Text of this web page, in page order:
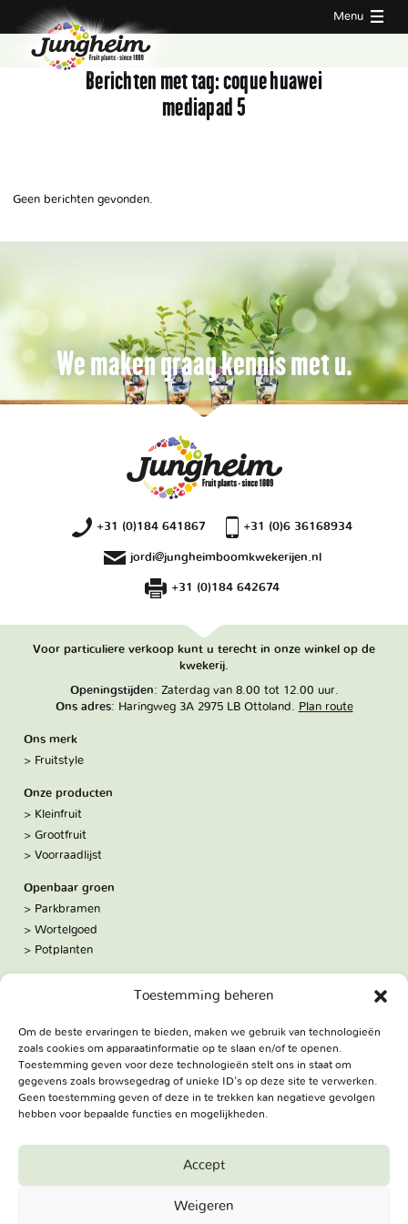
Toestemming beheren
Om de beste ervaringen te bieden, maken we gebruik van technologieën
zoals cookies om apparaatinformatie op te slaan en/of te openen.
Toestemming geven voor deze technologieën stelt ons in staat om
gegevens zoals browsegedrag of unieke ID's op deze site te verwerken.
Geen toestemming geven of deze in te trekken kan negatieve gevolgen
hebben voor bepaalde functies en mogelijkheden.
Accept
Weigeren
Menu
Berichten met tag:coque huawei
mediapad 5
Geen berichten gevonden.
We maken graag kennis met u.
+31 (0)184 641867 +31 (0)6 36168934
jordi@jungheimboomkwekerijen.nl
+31 (0)184 642674
Voor particuliere verkoop kunt u terecht in onze winkel op de
kwekerij.
Openingstijden: Zaterdag van 8.00 tot 12.00 uur.
Ons adres: Haringweg 3A 2975 LB Ottoland. Plan route
Ons merk
Fruitstyle
Onze producten
Kleinfruit
Grootfruit
Voorraadlijst
Openbaar groen
Parkbramen
Wortelgoed
Potplanten
Volg ons:
Facebook
Bezoekadres
Haringweg 3A
2975 LB Ottoland
Reserved.